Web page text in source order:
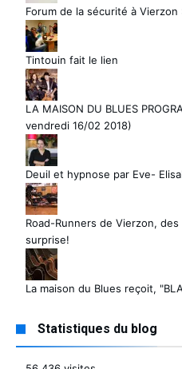
Forum de la sécurité à
Tintouin fait le lien
LA MAISON DU BLUES
vendredi 16/02 2018)
Deuil et hypnose par Eve-
Road-Runners de Vierzon,
surprise!
La maison du Blues reçoit,
Statistiques du blog